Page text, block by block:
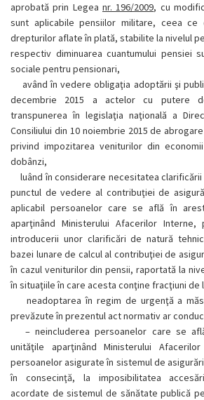
aprobată prin Legea nr. 196/2009, cu
sunt aplicabile pensiilor militare, ceea ce
drepturilor aflate în plată, stabilite la nivelul
respectiv diminuarea cuantumului pensiei
sociale pentru pensionari,
având în vedere obligaţia adoptării şi
decembrie 2015 a actelor cu putere
transpunerea în legislaţia naţională a
Consiliului din 10 noiembrie 2015 de
privind impozitarea veniturilor din
dobânzi,
luând în considerare necesitatea
punctul de vedere al contribuţiei de
aplicabil persoanelor care se află în
aparţinând Ministerului Afacerilor Interne,
introducerii unor clarificări de natură
bazei lunare de calcul al contribuţiei de
în cazul veniturilor din pensii, raportată la
în situaţiile în care acesta conţine fracţiuni de
neadoptarea în regim de urgenţă a
prevăzute în prezentul act normativ ar
– neincluderea persoanelor care se
unităţile aparţinând Ministerului
persoanelor asigurate în sistemul de
în consecinţă, la imposibilitatea
acordate de sistemul de sănătate publică